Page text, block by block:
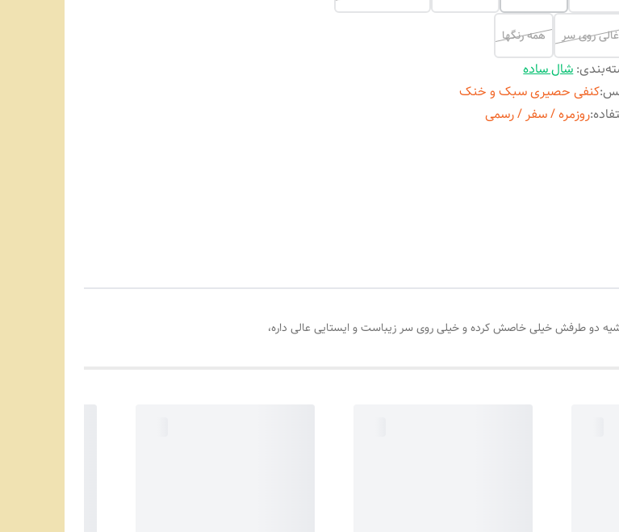
روی سر همه رنگها
:شال ساده
:کنفی حصیری سبک و خنک
:روزمره / سفر / رسمی
طرفش خیلی خاصش کرده و خیلی روی سر زیباست و ایستایی عالی داره،